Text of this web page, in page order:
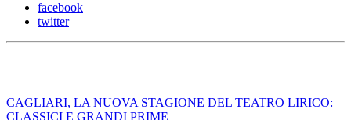
facebook
twitter
CAGLIARI, LA NUOVA STAGIONE DEL TEATRO LIRICO:
CLASSICI E GRANDI PRIME